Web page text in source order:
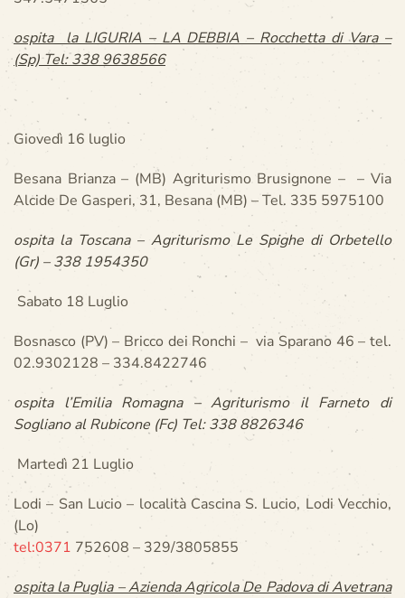
ospita la LIGURIA – LA DEBBIA – Rocchetta di Vara –
(Sp) Tel: 338 9638566
Giovedì 16 luglio
Besana Brianza – (MB) Agriturismo Brusignone – – Via
Alcide De Gasperi, 31, Besana (MB) – Tel. 335 5975100
ospita la Toscana – Agriturismo Le Spighe di Orbetello
(Gr) – 338 1954350
Sabato 18 Luglio
Bosnasco (PV) – Bricco dei Ronchi – via Sparano 46 – tel.
02.9302128 – 334.8422746
ospita l’Emilia Romagna – Agriturismo il Farneto di
Sogliano al Rubicone (Fc) Tel: 338 8826346
Martedì 21 Luglio
Lodi – San Lucio – località Cascina S. Lucio, Lodi Vecchio,
(Lo)
tel:0371 752608 – 329/3805855
ospita la Puglia – Azienda Agricola De Padova di Avetrana